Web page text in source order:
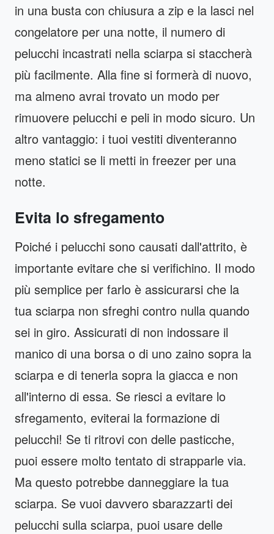
in una busta con chiusura a zip e la lasci nel
congelatore per una notte, il numero di
pelucchi incastrati nella sciarpa si staccherà
più facilmente. Alla fine si formerà di nuovo,
ma almeno avrai trovato un modo per
rimuovere pelucchi e peli in modo sicuro. Un
altro vantaggio: i tuoi vestiti diventeranno
meno statici se li metti in freezer per una
notte.
Evita lo sfregamento
Poiché i pelucchi sono causati dall'attrito, è
importante evitare che si verifichino. Il modo
più semplice per farlo è assicurarsi che la
tua sciarpa non sfreghi contro nulla quando
sei in giro. Assicurati di non indossare il
manico di una borsa o di uno zaino sopra la
sciarpa e di tenerla sopra la giacca e non
all'interno di essa. Se riesci a evitare lo
sfregamento, eviterai la formazione di
pelucchi! Se ti ritrovi con delle pasticche,
puoi essere molto tentato di strapparle via.
Ma questo potrebbe danneggiare la tua
sciarpa. Se vuoi davvero sbarazzarti dei
pelucchi sulla sciarpa, puoi usare delle